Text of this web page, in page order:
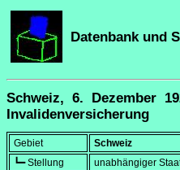
Datenbank und
Schweiz, 6. Dezember
Invalidenversicherung
Gebiet
Schweiz
┗━ Stellung
unabhängiger